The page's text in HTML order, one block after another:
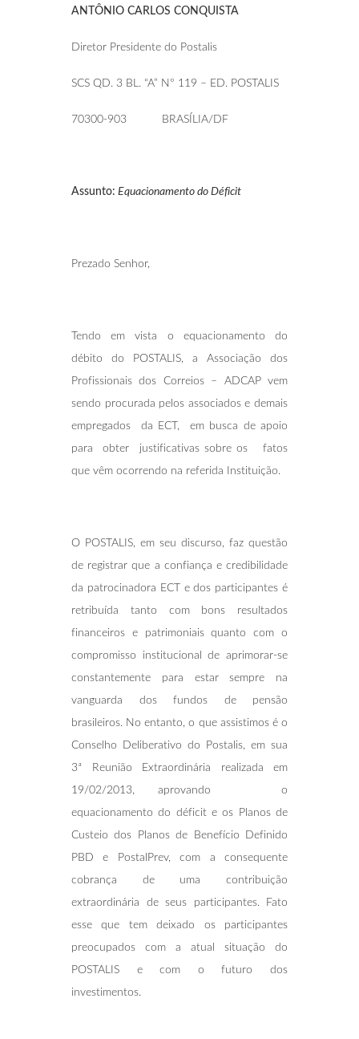
ANTÔNIO CARLOS CONQUISTA
Diretor Presidente do Postalis
SCS QD. 3 BL. “A” Nº 119 – ED. POSTALIS
70300-903 BRASÍLIA/DF
Assunto: Equacionamento do Déficit
Prezado Senhor,
Tendo em vista o equacionamento do
débito do POSTALIS, a Associação dos
Profissionais dos Correios – ADCAP vem
sendo procurada pelos associados e demais
empregados da ECT, em busca de apoio
para obter justificativas sobre os fatos
que vêm ocorrendo na referida Instituição.
O POSTALIS, em seu discurso, faz questão
de registrar que a confiança e credibilidade
da patrocinadora ECT e dos participantes é
retribuída tanto com bons resultados
financeiros e patrimoniais quanto com o
compromisso institucional de aprimorar-se
constantemente para estar sempre na
vanguarda dos fundos de pensão
brasileiros. No entanto, o que assistimos é o
Conselho Deliberativo do Postalis, em sua
3ª Reunião Extraordinária realizada em
19/02/2013, aprovando o
equacionamento do déficit e os Planos de
Custeio dos Planos de Benefício Definido
PBD e PostalPrev, com a consequente
cobrança de uma contribuição
extraordinária de seus participantes. Fato
esse que tem deixado os participantes
preocupados com a atual situação do
POSTALIS e com o futuro dos
investimentos.